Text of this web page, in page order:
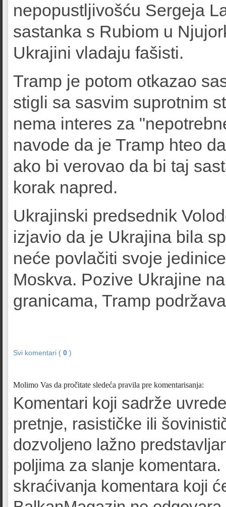
nepopustljivošću Sergeja
sastanka s Rubiom u
Ukrajini vladaju fašisti.
Tramp je potom otkazao
stigli sa sasvim suprotnim
nema interes za
navode da je Tramp hteo
ako bi verovao da bi taj
korak napred.
Ukrajinski predsednik
izjavio da je Ukrajina bila
neće povlačiti svoje
Moskva. Pozive Ukrajine
granicama, Tramp
Svi komentari ( 0 )
Molimo Vas da pročitate sledeća pravila pre komentarisanja:
Komentari koji sadrže
pretnje, rasističke ili
dozvoljeno lažno
poljima za slanje
skraćivanja komentara koji